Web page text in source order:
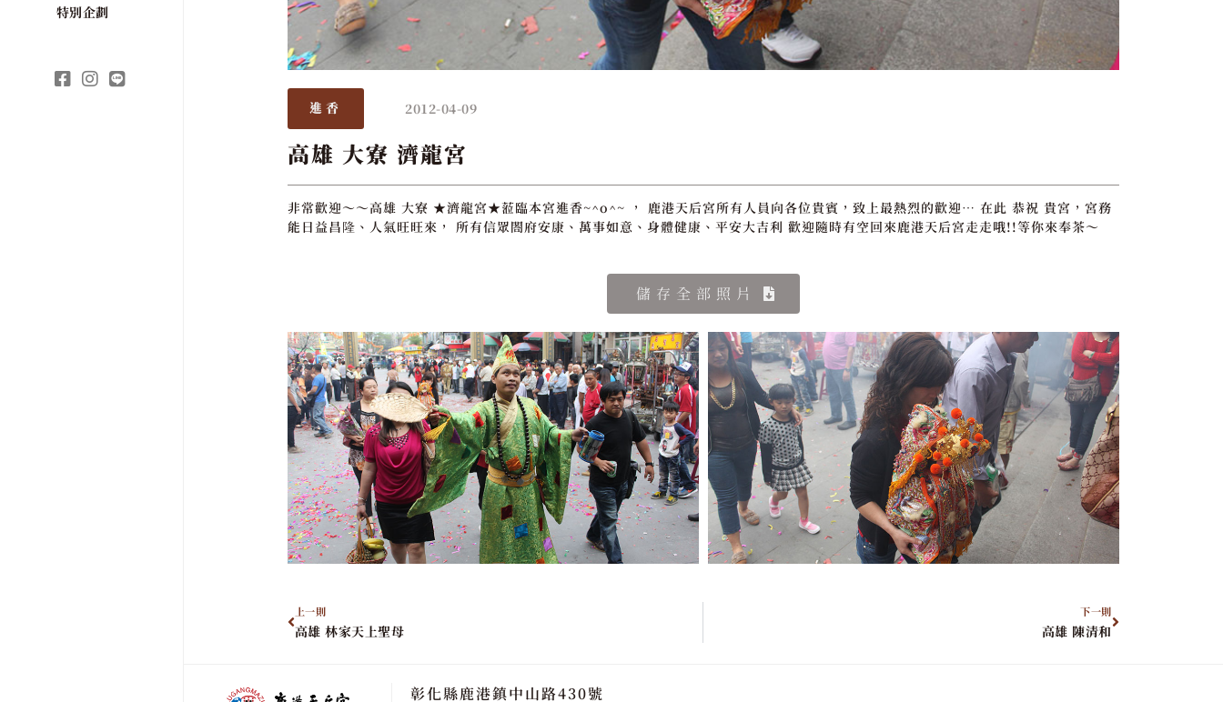
特別企劃
進香 2012-04-09
高雄 大寮 濟龍宮
非常歡迎～～高雄 大寮 ★濟龍宮★蒞臨本宮進香~^o^~ ， 鹿港天后宮所有人員向各位貴賓，致上最熱烈的歡迎… 在此 恭祝 貴宮，宮務
能日益昌隆、人氣旺旺來， 所有信眾閤府安康、萬事如意、身體健康、平安大吉利 歡迎隨時有空回來鹿港天后宮走走哦!!等你來奉茶～
儲存全部照片
上一則
高雄 林家天上聖母
下一則
高雄 陳清和
彰化縣鹿港鎮中山路430號